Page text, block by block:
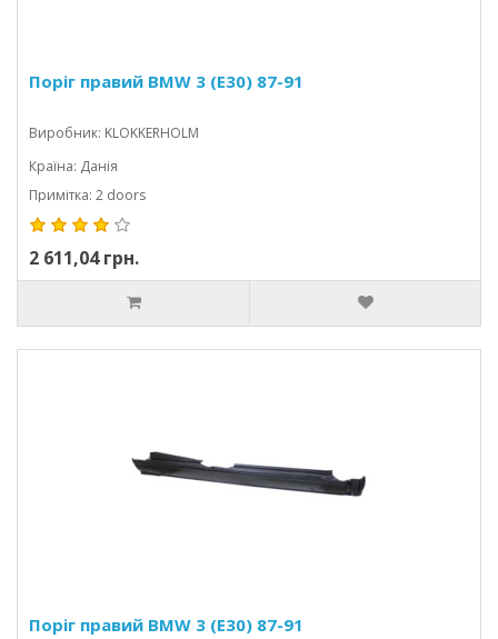
Поріг правий BMW 3 (E30) 87-91
Виробник: KLOKKERHOLM
Країна: Данія
Примітка: 2 doors
2 611,04 грн.
Поріг правий BMW 3 (E30) 87-91